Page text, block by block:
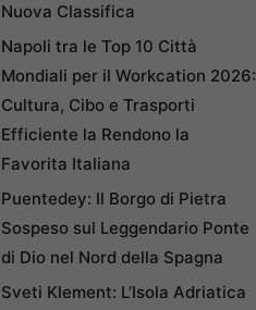
Nuova Classifica
Napoli tra le Top 10 Città
Mondiali per il Workcation 2026:
Cultura, Cibo e Trasporti
Efficiente la Rendono la
Favorita Italiana
Puentedey: Il Borgo di Pietra
Sospeso sul Leggendario Ponte
di Dio nel Nord della Spagna
Sveti Klement: L’Isola Adriatica